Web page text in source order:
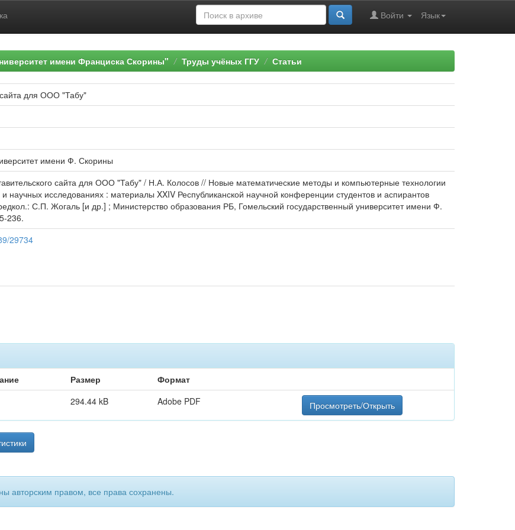
Язык
Войти
имени Франциска Скорины" Труды учёных ГГУ Статьи
сайта для ООО "Табу"
имени Ф. Скорины
сайта для ООО "Табу" / Н.А. Колосов // Новые математические методы и компьютерные технологии
и научных исследованиях : материалы XXIV Республиканской научной конференции студентов и аспирантов
С.П. Жогаль [и др.] ; Министерство образования РБ, Гомельский государственный университет имени Ф.
236.
29734
Размер
Формат
294.44 kB Adobe PDF Просмотреть/Открыть
авторским правом, все права сохранены.